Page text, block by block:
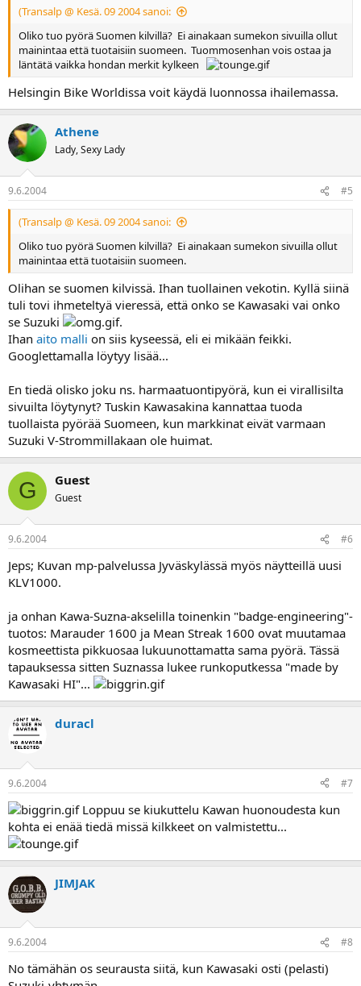
(Transalp @ Kesä. 09 2004 sanoi:
Oliko tuo pyörä Suomen kilvillä? Ei ainakaan sumekon sivuilla ollut
mainintaa että tuotaisiin suomeen. Tuommosenhan vois ostaa ja
läntätä vaikka hondan merkit kylkeen
Helsingin Bike Worldissa voit käydä luonnossa ihailemassa.
Athene
Lady, Sexy Lady
9.6.2004 #5
(Transalp @ Kesä. 09 2004 sanoi:
Oliko tuo pyörä Suomen kilvillä? Ei ainakaan sumekon sivuilla ollut
mainintaa että tuotaisiin suomeen.
Olihan se suomen kilvissä. Ihan tuollainen vekotin. Kyllä siinä
tuli tovi ihmeteltyä vieressä, että onko se Kawasaki vai onko
se Suzuki
.
Ihan aito malli on siis kyseessä, eli ei mikään feikki.
Googlettamalla löytyy lisää...
En tiedä olisko joku ns. harmaatuontipyörä, kun ei virallisilta
sivuilta löytynyt? Tuskin Kawasakina kannattaa tuoda
tuollaista pyörää Suomeen, kun markkinat eivät varmaan
Suzuki V-Strommillakaan ole huimat.
G Guest
Guest
9.6.2004 #6
Jeps; Kuvan mp-palvelussa Jyväskylässä myös näytteillä uusi
KLV1000.
ja onhan Kawa-Suzna-akselilla toinenkin "badge-engineering"-
tuotos: Marauder 1600 ja Mean Streak 1600 ovat muutamaa
kosmeettista pikkuosaa lukuunottamatta sama pyörä. Tässä
tapauksessa sitten Suznassa lukee runkoputkessa "made by
Kawasaki HI"...
duracl
9.6.2004 #7
Loppuu se kiukuttelu Kawan huonoudesta kun
kohta ei enää tiedä missä kilkkeet on valmistettu...
JIMJAK
9.6.2004 #8
No tämähän os seurausta siitä, kun Kawasaki osti (pelasti)